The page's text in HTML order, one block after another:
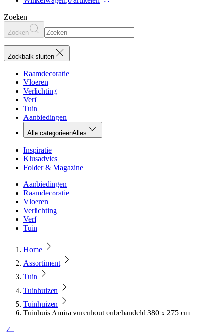
Zoeken
Zoeken
Zoekbalk sluiten
Raamdecoratie
Vloeren
Verlichting
Verf
Tuin
Aanbiedingen
Alle categorieënAlles
Inspiratie
Klusadvies
Folder & Magazine
Aanbiedingen
Raamdecoratie
Vloeren
Verlichting
Verf
Tuin
Home
Assortiment
Tuin
Tuinhuizen
Tuinhuizen
Tuinhuis Amira vurenhout onbehandeld 380 x 275 cm